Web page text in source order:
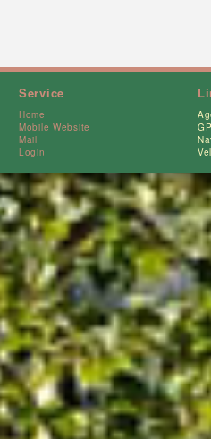
Service
Home
Mobile Website
Mail
Login